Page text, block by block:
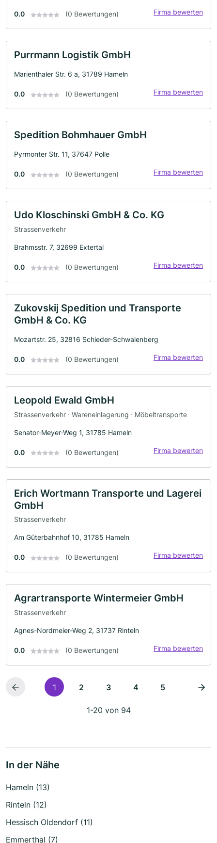
0.0 (0 Bewertungen) Firma bewerten
Purrmann Logistik GmbH
Marienthaler Str. 6 a, 31789 Hameln
0.0 (0 Bewertungen) Firma bewerten
Spedition Bohmhauer GmbH
Pyrmonter Str. 11, 37647 Polle
0.0 (0 Bewertungen) Firma bewerten
Udo Kloschinski GmbH & Co. KG
Strassenverkehr
Brahmsstr. 7, 32699 Extertal
0.0 (0 Bewertungen) Firma bewerten
Zukovskij Spedition und Transporte
GmbH & Co. KG
Mozartstr. 25, 32816 Schieder-Schwalenberg
0.0 (0 Bewertungen) Firma bewerten
Leopold Ewald GmbH
Strassenverkehr · Wareneinlagerung · Möbeltransporte
Senator-Meyer-Weg 1, 31785 Hameln
0.0 (0 Bewertungen) Firma bewerten
Erich Wortmann Transporte und Lagerei
GmbH
Strassenverkehr
Am Güterbahnhof 10, 31785 Hameln
0.0 (0 Bewertungen) Firma bewerten
Agrartransporte Wintermeier GmbH
Strassenverkehr
Agnes-Nordmeier-Weg 2, 31737 Rinteln
0.0 (0 Bewertungen) Firma bewerten
1 2 3 4 5
1-20 von 94
In der Nähe
Hameln (13)
Rinteln (12)
Hessisch Oldendorf (11)
Emmerthal (7)